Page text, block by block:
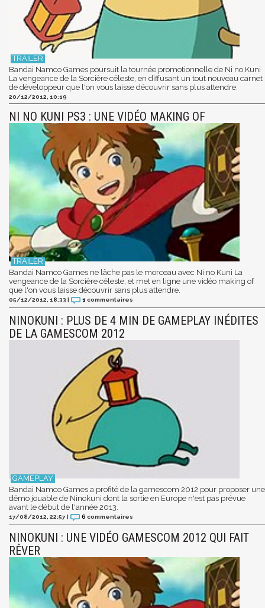
Bandai Namco Games poursuit la tournée promotionnelle de Ni no Kuni
La vengeance de la Sorcière céleste, en diffusant un tout nouveau carnet
de développeur que l'on vous laisse découvrir sans plus attendre.
20/12/2012, 10:19
NI NO KUNI PS3 : UNE VIDÉO MAKING OF
Bandai Namco Games ne lâche pas le morceau avec Ni no Kuni La
vengeance de la Sorcière céleste, et met en ligne une vidéo making of
que l'on vous laisse découvrir sans plus attendre.
05/12/2012, 18:33 | 1 commentaires
NINOKUNI : PLUS DE 4 MIN DE GAMEPLAY INÉDITES
DE LA GAMESCOM 2012
Bandai Namco Games a profité de la gamescom 2012 pour proposer une
démo jouable de Ninokuni dont la sortie en Europe n'est pas prévue
avant le début de l'année 2013.
17/08/2012, 22:57 | 6 commentaires
NINOKUNI : UNE VIDÉO GAMESCOM 2012 QUI FAIT
RÊVER